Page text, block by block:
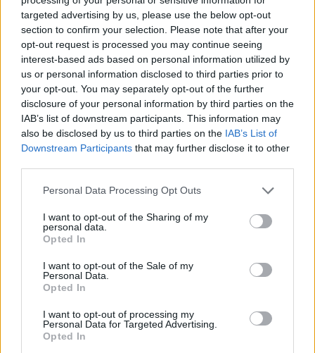
targeted advertising by us, please use the below opt-out
section to confirm your selection. Please note that after your
opt-out request is processed you may continue seeing
interest-based ads based on personal information utilized by
us or personal information disclosed to third parties prior to
your opt-out. You may separately opt-out of the further
disclosure of your personal information by third parties on the
IAB’s list of downstream participants. This information may
also be disclosed by us to third parties on the IAB’s List of
Downstream Participants that may further disclose it to other
Personal Data Processing Opt Outs
I want to opt-out of the Sharing of my
personal data.
Opted In
I want to opt-out of the Sale of my
Personal Data.
Opted In
I want to opt-out of processing my
Personal Data for Targeted Advertising.
Opted In
Classic Mantra
Riepilogo stagione
Entrato 4 - 11%
0 - 0